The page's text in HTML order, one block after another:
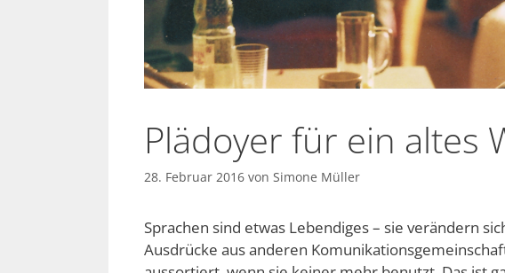
Plädoyer für ein altes
28. Februar 2016 von Simone Müller
Sprachen sind etwas Lebendiges – sie verändern
Ausdrücke aus anderen